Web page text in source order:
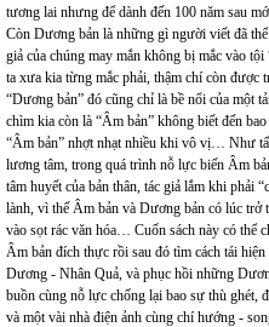
tương lai nhưng để dành đến 100 năm sau
Còn Dương bản là những gì người viết đã
giả của chúng may mắn không bị mắc vào
ta xưa kia từng mắc phải, thậm chí còn
“Dương bản” đó cũng chỉ là bề nổi của một
chìm kia còn là “Âm bản” không biết đến
“Âm bản” nhợt nhạt nhiều khi vô vị… Như
lương tâm, trong quá trình nỗ lực biến Âm
tâm huyết của bản thân, tác giả lắm khi phải
lành, vì thế Âm bản và Dương bản có lúc trở
vào sọt rác văn hóa… Cuốn sách này có thể
Âm bản đích thực rồi sau đó tìm cách tái
Dương - Nhân Quả, và phục hồi những
buồn cùng nỗ lực chống lại bao sự thù ghét,
và một vài nhà điện ảnh cùng chí hướng -